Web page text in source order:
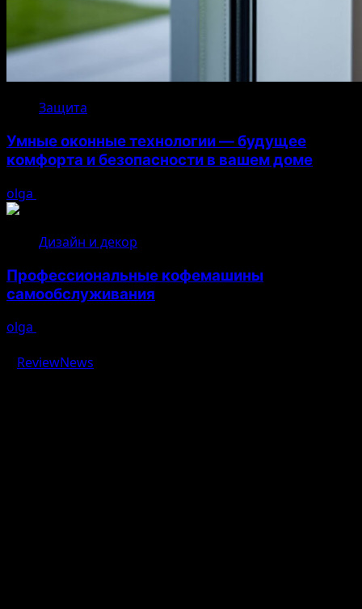
Защита
Умные оконные технологии — будущее
комфорта и безопасности в вашем доме
olga
Дизайн и декор
Профессиональные кофемашины
самообслуживания
olga
ReviewNews